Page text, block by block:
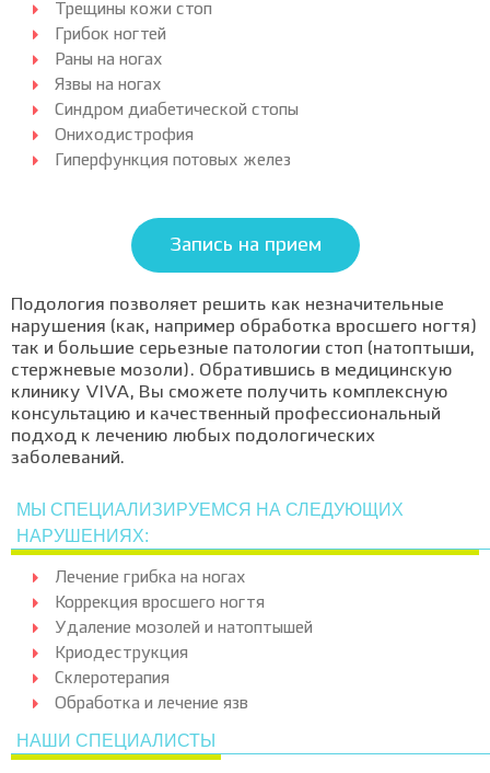
Трещины кожи стоп
Грибок ногтей
Раны на ногах
Язвы на ногах
Синдром диабетической стопы
Ониходистрофия
Гиперфункция потовых желез
Запись на прием
Подология позволяет решить как незначительные
нарушения (как, например обработка вросшего ногтя)
так и большие серьезные патологии стоп (натоптыши,
стержневые мозоли). Обратившись в медицинскую
клинику VIVA, Вы сможете получить комплексную
консультацию и качественный профессиональный
подход к лечению любых подологических
заболеваний.
МЫ СПЕЦИАЛИЗИРУЕМСЯ НА СЛЕДУЮЩИХ
НАРУШЕНИЯХ:
Лечение грибка на ногах
Коррекция вросшего ногтя
Удаление мозолей и натоптышей
Криодеструкция
Склеротерапия
Обработка и лечение язв
НАШИ СПЕЦИАЛИСТЫ